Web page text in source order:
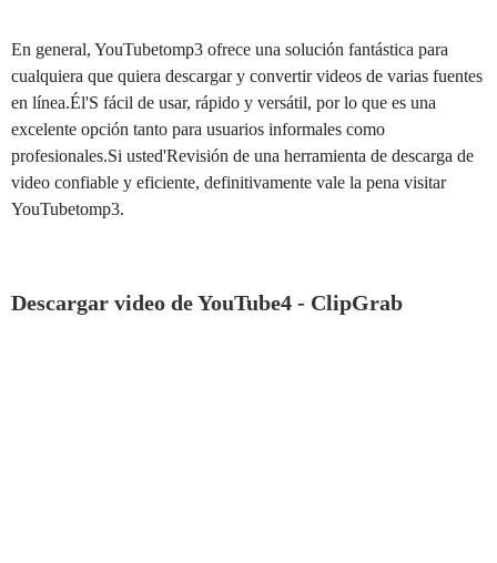
En general, YouTubetomp3 ofrece una solución fantástica para
cualquiera que quiera descargar y convertir videos de varias fuentes
en línea.Él'S fácil de usar, rápido y versátil, por lo que es una
excelente opción tanto para usuarios informales como
profesionales.Si usted'Revisión de una herramienta de descarga de
video confiable y eficiente, definitivamente vale la pena visitar
YouTubetomp3.
Descargar video de YouTube4 - ClipGrab